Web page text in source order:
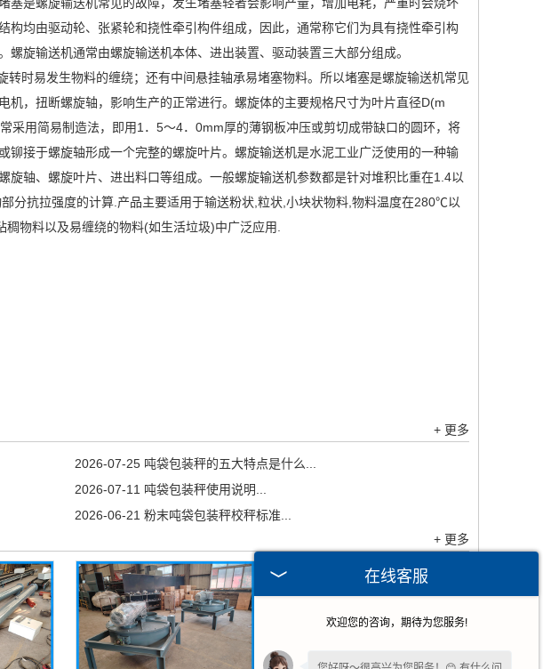
构均由驱动轮、张紧轮和挠性牵引构件组成，因此，通常称它们为具有挠性牵引构
螺旋输送机通常由螺旋输送机本体、进出装置、驱动装置三大部分组成。
时易发生物料的缠绕；还有中间悬挂轴承易堵塞物料。所以堵塞是螺旋输送机常见
机，扭断螺旋轴，影响生产的正常进行。螺旋体的主要规格尺寸为叶片直径D(m
采用简易制造法，即用1．5～4．0mm厚的薄钢板冲压或剪切成带缺口的圆环，将
铆接于螺旋轴形成一个完整的螺旋叶片。螺旋输送机是水泥工业广泛使用的一种输
轴、螺旋叶片、进出料口等组成。一般螺旋输送机参数都是针对堆积比重在1.4以
分抗拉强度的计算.产品主要适用于输送粉状,粒状,小块状物料,物料温度在280℃以
物料以及易缠绕的物料(如生活垃圾)中广泛应用.
+ 更多
2026-07-25 吨袋包装秤的五大特点是什么...
2026-07-11 吨袋包装秤使用说明...
2026-06-21 粉末吨袋包装秤校秤标准...
+ 更多
在线客服
欢迎您的咨询，期待为您服务!